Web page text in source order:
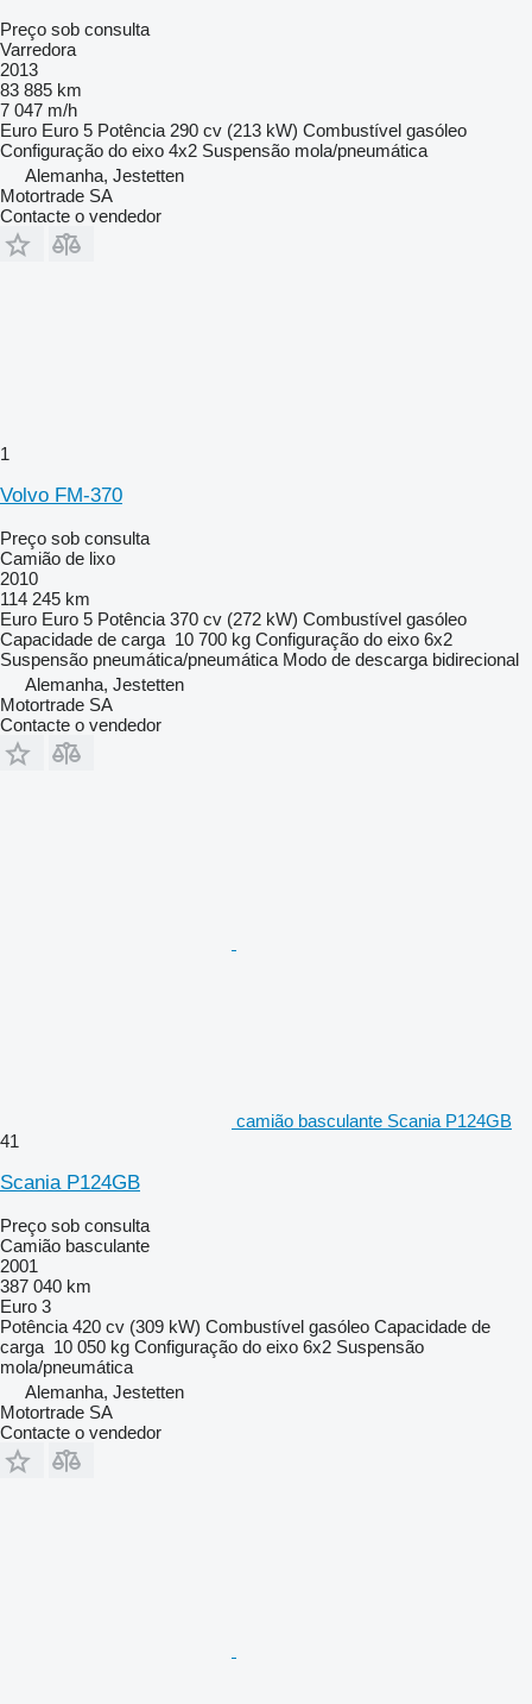
Preço sob consulta
Varredora
2013
83 885 km
7 047 m/h
Euro Euro 5 Potência 290 cv (213 kW) Combustível gasóleo
Configuração do eixo 4x2 Suspensão mola/pneumática
Alemanha, Jestetten
Motortrade SA
Contacte o vendedor
1
Volvo FM-370
Preço sob consulta
Camião de lixo
2010
114 245 km
Euro Euro 5 Potência 370 cv (272 kW) Combustível gasóleo
Capacidade de carga 10 700 kg Configuração do eixo 6x2
Suspensão pneumática/pneumática Modo de descarga bidirecional
Alemanha, Jestetten
Motortrade SA
Contacte o vendedor
camião basculante Scania P124GB
41
Scania P124GB
Preço sob consulta
Camião basculante
2001
387 040 km
Euro 3
Potência 420 cv (309 kW) Combustível gasóleo Capacidade de
carga 10 050 kg Configuração do eixo 6x2 Suspensão
mola/pneumática
Alemanha, Jestetten
Motortrade SA
Contacte o vendedor